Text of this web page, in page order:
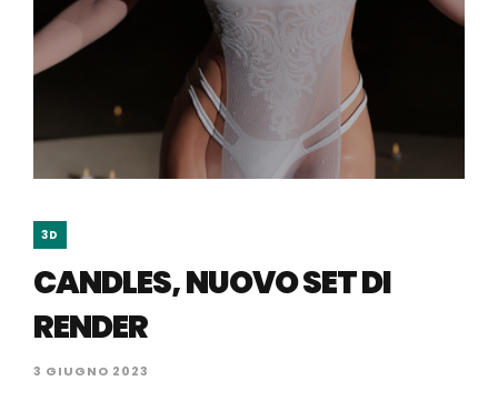
3D
CANDLES, NUOVO SET DI
RENDER
3 GIUGNO 2023